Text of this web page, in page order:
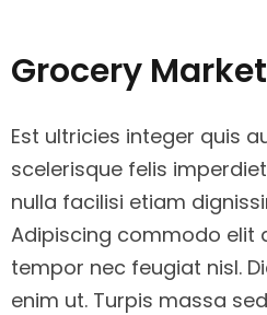
Grocery Market
Est ultricies integer quis
scelerisque felis
nulla facilisi etiam
Adipiscing commodo elit
tempor nec feugiat nisl.
enim ut. Turpis massa